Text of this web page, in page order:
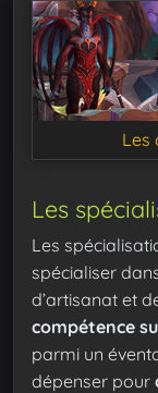
Les
Les
Les
spécialiser
d’artisanat et
compétence
parmi un
dépenser pour